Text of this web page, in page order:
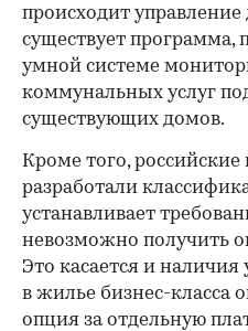
происходит
существует программа,
умной системе
коммунальных услуг
существующих домов.
Кроме того, российские
разработали
устанавливает
невозможно получить
Это касается и
в жилье бизнес-класса
опция за отдельную